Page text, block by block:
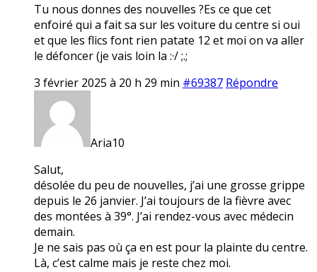
Tu nous donnes des nouvelles ?Es ce que cet
enfoiré qui a fait sa sur les voiture du centre si oui
et que les flics font rien patate 12 et moi on va aller
le défoncer (je vais loin la :·/ ;.;
3 février 2025 à 20 h 29 min #69387 Répondre
Aria10
Salut,
désolée du peu de nouvelles, j’ai une grosse grippe
depuis le 26 janvier. J’ai toujours de la fièvre avec
des montées à 39°. J’ai rendez-vous avec médecin
demain.
Je ne sais pas où ça en est pour la plainte du centre.
Là, c’est calme mais je reste chez moi.